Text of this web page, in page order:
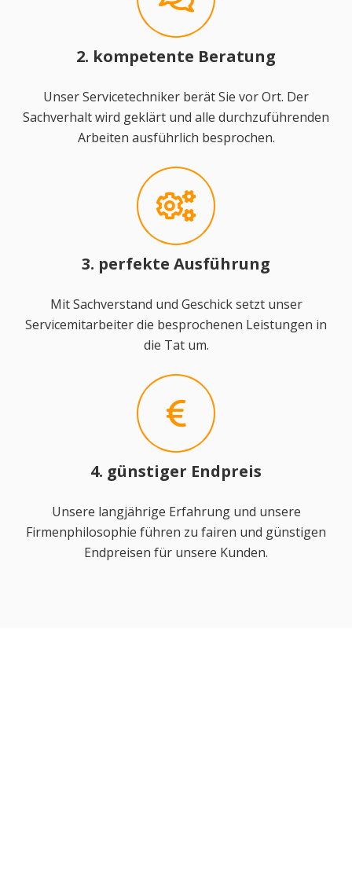
2. kompetente Beratung
Unser Servicetechniker berät Sie vor Ort. Der
Sachverhalt wird geklärt und alle durchzuführenden
Arbeiten ausführlich besprochen.
3. perfekte Ausführung
Mit Sachverstand und Geschick setzt unser
Servicemitarbeiter die besprochenen Leistungen in
die Tat um.
4. günstiger Endpreis
Unsere langjährige Erfahrung und unsere
Firmenphilosophie führen zu fairen und günstigen
Endpreisen für unsere Kunden.